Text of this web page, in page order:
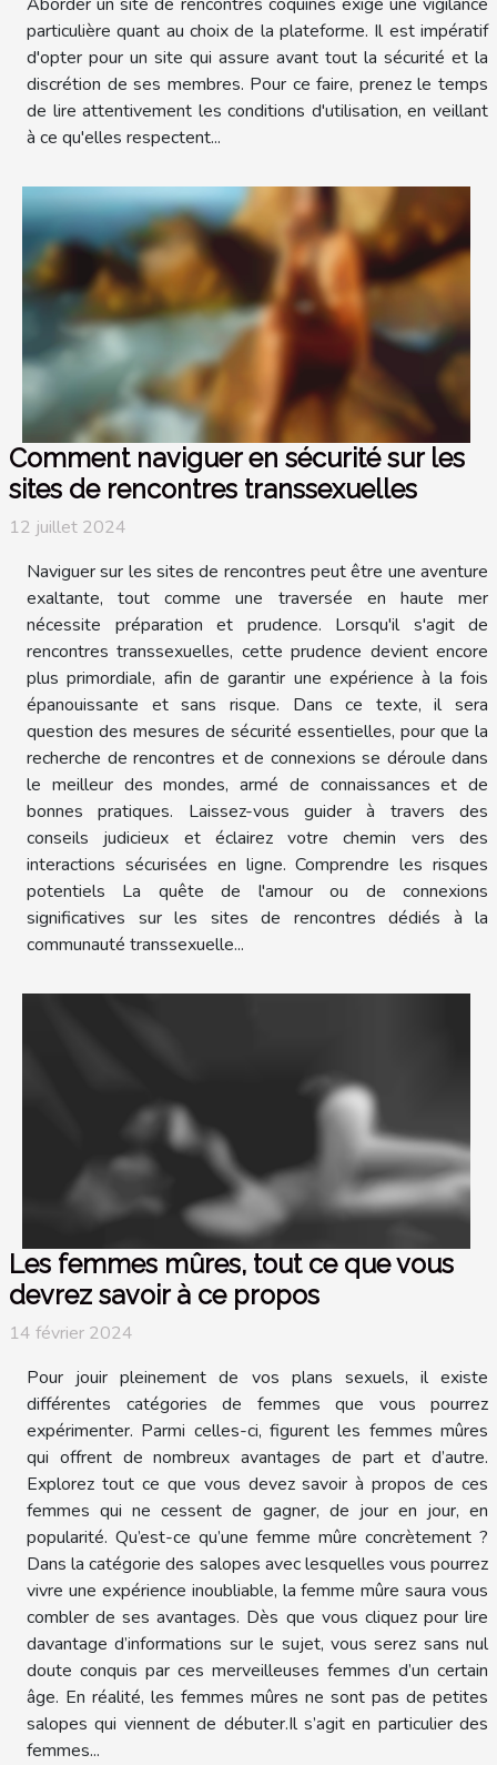
particulière quant au choix de la plateforme. Il est impératif
d'opter pour un site qui assure avant tout la sécurité et la
discrétion de ses membres. Pour ce faire, prenez le temps
de lire attentivement les conditions d'utilisation, en veillant
à ce qu'elles respectent...
Comment naviguer en sécurité sur les
sites de rencontres transsexuelles
12 juillet 2024
Naviguer sur les sites de rencontres peut être une aventure
exaltante, tout comme une traversée en haute mer
nécessite préparation et prudence. Lorsqu'il s'agit de
rencontres transsexuelles, cette prudence devient encore
plus primordiale, afin de garantir une expérience à la fois
épanouissante et sans risque. Dans ce texte, il sera
question des mesures de sécurité essentielles, pour que la
recherche de rencontres et de connexions se déroule dans
le meilleur des mondes, armé de connaissances et de
bonnes pratiques. Laissez-vous guider à travers des
conseils judicieux et éclairez votre chemin vers des
interactions sécurisées en ligne. Comprendre les risques
potentiels La quête de l'amour ou de connexions
significatives sur les sites de rencontres dédiés à la
communauté transsexuelle...
Les femmes mûres, tout ce que vous
devrez savoir à ce propos
14 février 2024
Pour jouir pleinement de vos plans sexuels, il existe
différentes catégories de femmes que vous pourrez
expérimenter. Parmi celles-ci, figurent les femmes mûres
qui offrent de nombreux avantages de part et d’autre.
Explorez tout ce que vous devez savoir à propos de ces
femmes qui ne cessent de gagner, de jour en jour, en
popularité. Qu’est-ce qu’une femme mûre concrètement ?
Dans la catégorie des salopes avec lesquelles vous pourrez
vivre une expérience inoubliable, la femme mûre saura vous
combler de ses avantages. Dès que vous cliquez pour lire
davantage d’informations sur le sujet, vous serez sans nul
doute conquis par ces merveilleuses femmes d’un certain
âge. En réalité, les femmes mûres ne sont pas de petites
salopes qui viennent de débuter.Il s’agit en particulier des
femmes...